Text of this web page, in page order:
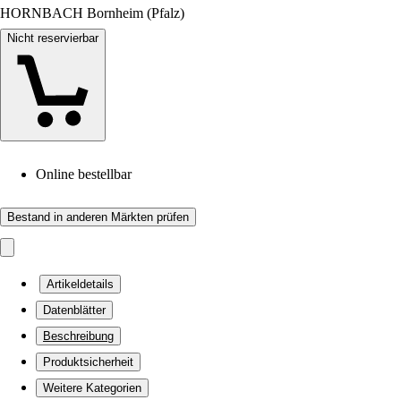
HORNBACH Bornheim (Pfalz)
Nicht reservierbar
Online bestellbar
Bestand in anderen Märkten prüfen
Artikeldetails
Datenblätter
Beschreibung
Produktsicherheit
Weitere Kategorien